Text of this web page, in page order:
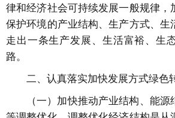
律和经济社会可持续发展一般规律，
保护环境的产业结构、生产方式、生
走出一条生产发展、生活富裕、生
路。
二、认真落实加快发展方式绿色
（一）加快推动产业结构、能